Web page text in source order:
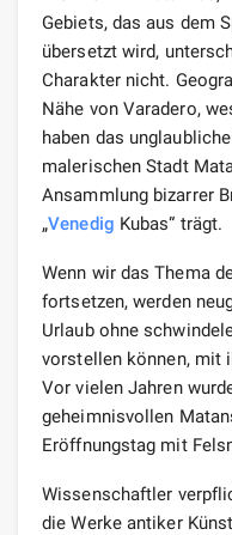
Gebiets, das aus dem
übersetzt wird,
Charakter nicht.
Nähe von Varadero,
haben das
malerischen Stadt
Ansammlung bizarrer
„Venedig Kubas“ trägt.
Wenn wir das Thema
fortsetzen, werden
Urlaub ohne
vorstellen können, mit
Vor vielen Jahren
geheimnisvollen
Eröffnungstag mit
Wissenschaftler
die Werke antiker